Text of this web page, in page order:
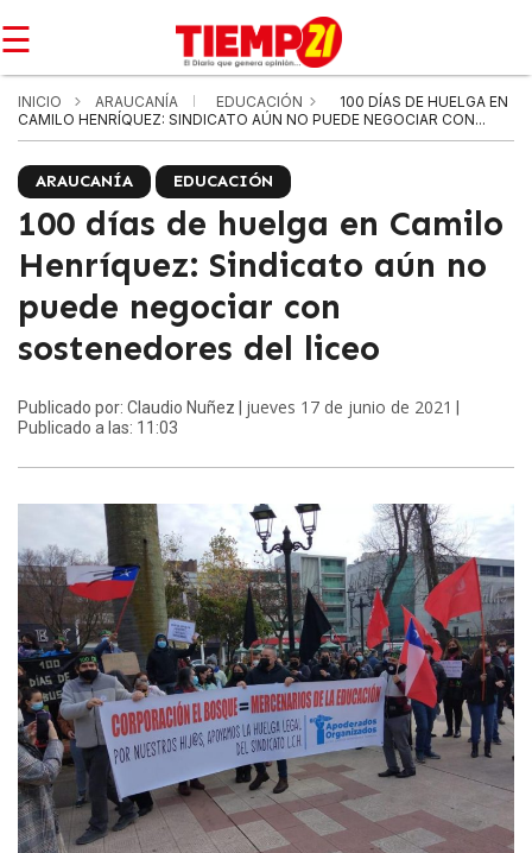
☰
INICIO ARAUCANÍA EDUCACIÓN
100 DÍAS DE HUELGA EN
CAMILO HENRÍQUEZ: SINDICATO AÚN NO PUEDE NEGOCIAR CON...
ARAUCANÍA EDUCACIÓN
100 días de huelga en Camilo
Henríquez: Sindicato aún no
puede negociar con
sostenedores del liceo
Publicado por: Claudio Nuñez | jueves 17 de junio de 2021
Publicado a las: 11:03